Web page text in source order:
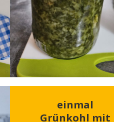
einmal
Grünkohl mit